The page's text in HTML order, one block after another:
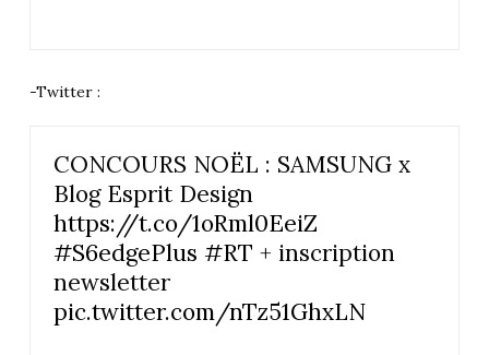
-Twitter :
CONCOURS NOËL : SAMSUNG x
Blog Esprit Design
https://t.co/1oRml0EeiZ
#S6edgePlus #RT + inscription
newsletter
pic.twitter.com/nTz51GhxLN